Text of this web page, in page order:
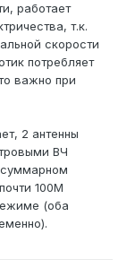
работает
т.к.
скорости
потребляет
важно при
2 антенны
ВЧ
100М
(оба